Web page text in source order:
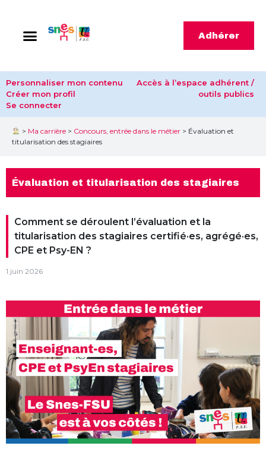
Adhérer
Personnaliser mon contenu
Créer mon profil
Se connecter
Accès à l’espace adhérent /
outils publics
> Ma carrière> Concours, entrée dans le métier> Évaluation et
titularisation des stagiaires
Évaluation et titularisation des stagiaires
Comment se déroulent l’évaluation et la
titularisation des stagiaires certifié·es, agrégé·es,
CPE et Psy-EN ?
1 juin 2026